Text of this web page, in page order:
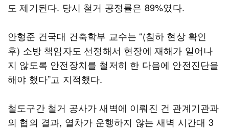
도 제기된다. 당시 철거 공정률은 89%였다.
안형준 건국대 건축학부 교수는 “(침하 현상 확인
후) 소방 책임자도 선정해서 현장에 재해가 일어나
지 않도록 안전장치를 철저히 한 다음에 안전진단을
해야 했다”고 지적했다.
철도구간 철거 공사가 새벽에 이뤄진 건 관계기관과
의 협의 결과, 열차가 운행하지 않는 새벽 시간대 3